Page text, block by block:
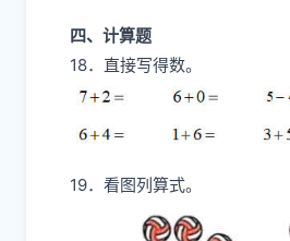
四、计算题
18．直接写得数。
19．看图列算式。